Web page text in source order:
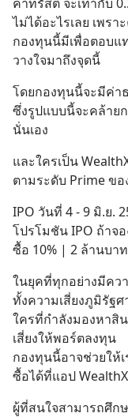
ไม่ได้อะไรเลย เพร
กองทุนนี้มีเพื่อตอบแ
วางใจมาถึงจุดนี้
โดยกองทุนนี้จะมีค่า
ซึ่งรูปแบบนี้จะคล้าย
นั่นเอง
และใครเป็น
ตามระดับ Prime ขอ
IPO วันที่ 4 - 9 มิ.ย.
โปรโมชัน IPO ถ้าจ
ซื้อ 10% | 2 ล้านบา
ในยุคที่ทุกอย่างมีคว
ทั้งความเสี่ยงภูมิรัฐศ
ใครที่กำลังมองหาสิ
เสี่ยงให้พอร์ตลงทุน
กองทุนนี้อาจช่วยให้
ซื้อได้ที่แอป
ผู้ที่สนใจสามารถศึกษ